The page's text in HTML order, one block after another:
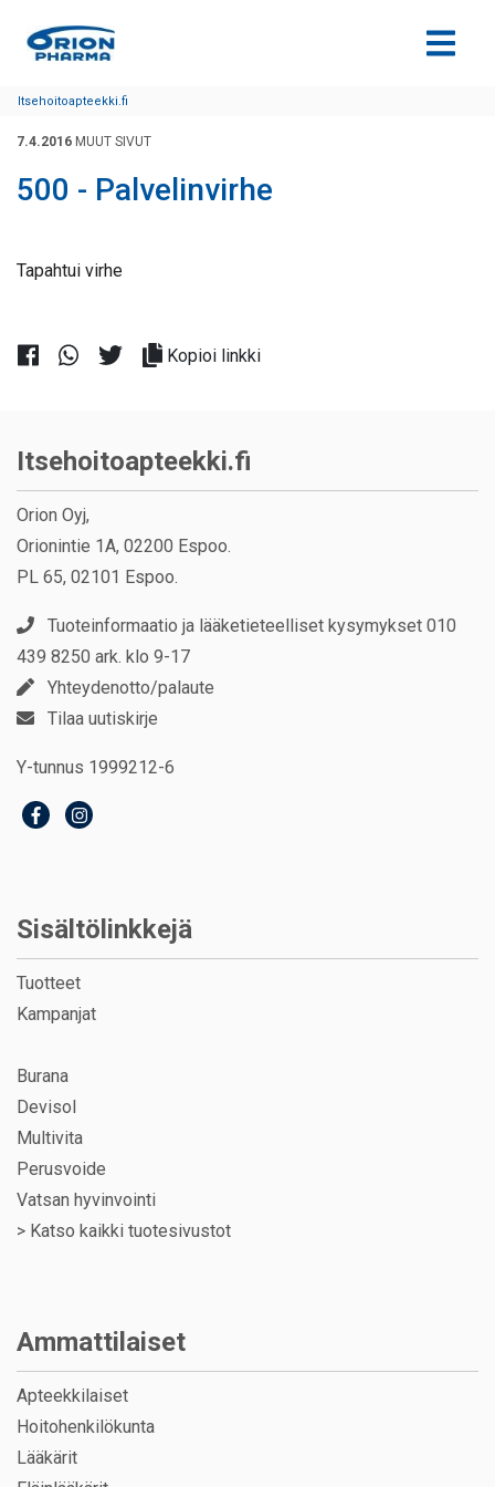
Siirry sisältöön
Itsehoitoapteekki.fi
7.4.2016 MUUT SIVUT
500 - Palvelinvirhe
Tapahtui virhe
Kopioi linkki
Itsehoitoapteekki.fi
Orion Oyj,
Orionintie 1A, 02200 Espoo.
PL 65, 02101 Espoo.
Tuoteinformaatio ja lääketieteelliset kysymykset 010
439 8250 ark. klo 9-17
Yhteydenotto/palaute
Tilaa uutiskirje
Y-tunnus 1999212-6
Sisältölinkkejä
Tuotteet
Kampanjat
Burana
Devisol
Multivita
Perusvoide
Vatsan hyvinvointi
> Katso kaikki tuotesivustot
Ammattilaiset
Apteekkilaiset
Hoitohenkilökunta
Lääkärit